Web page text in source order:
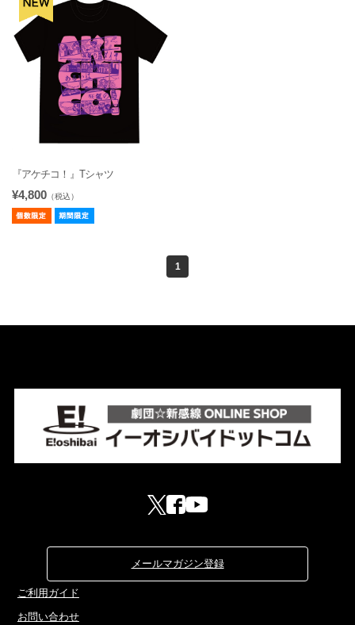
『アケチコ！』Tシャツ
¥4,800 （税込）
1
メールマガジン登録
ご利用ガイド
お問い合わせ